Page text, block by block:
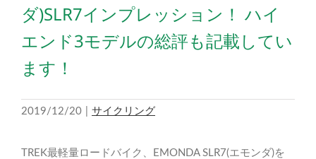
ダ)SLR7インプレッション！ ハイ
エンド3モデルの総評も記載してい
ます！
2019/12/20 サイクリング
TREK最軽量ロードバイク、EMONDA SLR7(エモンダ)を